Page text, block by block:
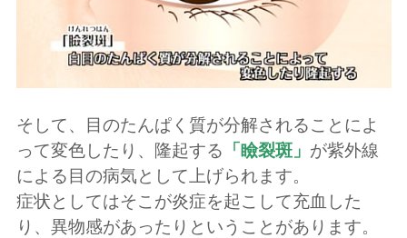
そして、目のたんぱく質が分解されることによ
って変色したり、隆起する 「瞼裂斑」 が紫外線
による目の病気として上げられます。
症状としてはそこが炎症を起こして充血した
り、異物感があったりということがあります。